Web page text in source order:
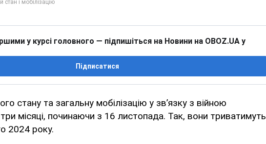
у курсі головного — підпишіться на Новини на OBOZ.UA у
Підписатися
стану та загальну мобілізацію у зв’язку з війною
місяці, починаючи з 16 листопада. Так, вони триватимуть
2024 року.